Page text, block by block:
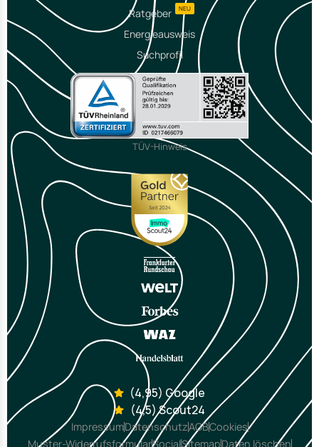
Ratgeber NEU
Energieausweis
Suchprofil
TÜV-Hinweis
(4,95) Google
(4,5) Scout24
ImpressumDatenschutzAGBCookies
Muster-WiderrufsformularSocialSitemapDaten löschen